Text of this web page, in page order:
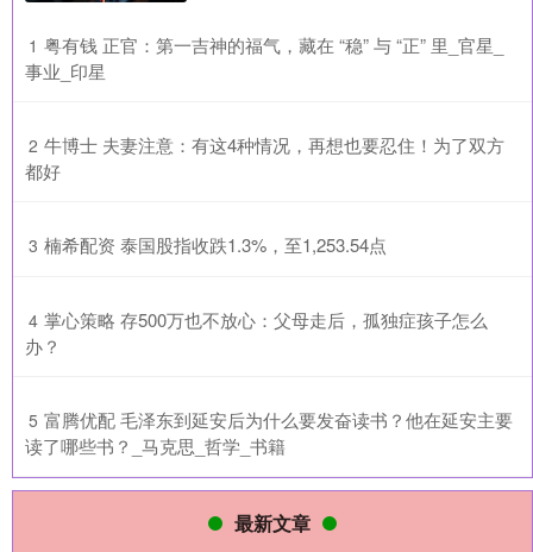
1 ​粤有钱 正官：第一吉神的福气，藏在 “稳” 与 “正” 里_官星_
事业_印星
2 ​牛博士 夫妻注意：有这4种情况，再想也要忍住！为了双方
都好
3 ​楠希配资 泰国股指收跌1.3%，至1,253.54点
4 ​掌心策略 存500万也不放心：父母走后，孤独症孩子怎么
办？
5 ​富腾优配 毛泽东到延安后为什么要发奋读书？他在延安主要
读了哪些书？_马克思_哲学_书籍
最新文章